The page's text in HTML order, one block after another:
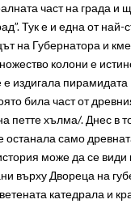
част на града и
Тук е и една от най-
на Губернатора и
колони е
е издигала
била част от
петте хълма/. Днес в
останала само
може да се види
върху Двореца на
катедрала и